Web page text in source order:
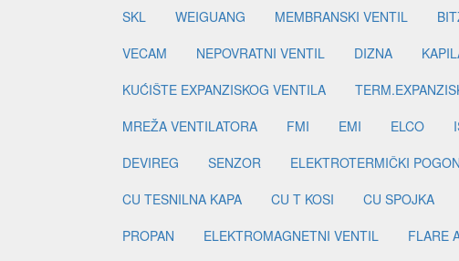
SKL
WEIGUANG MEMBRANSKI VENTIL
VECAM
NEPOVRATNI VENTIL DIZNA
KUĆIŠTE EXPANZISKOG VENTILA
MREŽA VENTILATORA
FMI EMI ELCO
DEVIREG
SENZOR ELEKTROTERMIČKI POGON
CU TESNILNA KAPA
CU T KOSI CU SPOJKA
PROPAN
ELEKTROMAGNETNI VENTIL FLARE